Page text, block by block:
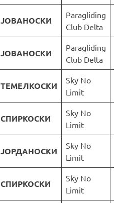
ЈОВАНОСКИ
Paragliding
Club Delta
ЈОВАНОСКИ
Paragliding
Club Delta
ТЕМЕЛКОСКИ
Sky No
Limit
СПИРКОСКИ
Sky No
Limit
ЈОРДАНОСКИ
Sky No
Limit
СПИРКОСКИ
Sky No
Limit